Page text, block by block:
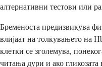
алтернативни тестови или
Бременоста предизвикува
влијаат на толкувањето на
клетки се зголемува,
читања дури и ако гликозата